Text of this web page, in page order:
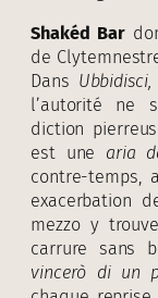
Shakéd Bar
de
Dans
l’autorité ne
diction
est une aria
contre-temps,
exacerbation
mezzo y
carrure sans
vincerò di un